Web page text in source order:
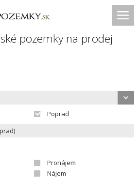
pozemky na prodej
Poprad
Pronájem
Nájem